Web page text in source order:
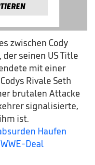
zwischen Cody
seinen US Title
mit einer
Rivale Seth
brutalen Attacke
signalisierte,
ist.
Haufen
Deal